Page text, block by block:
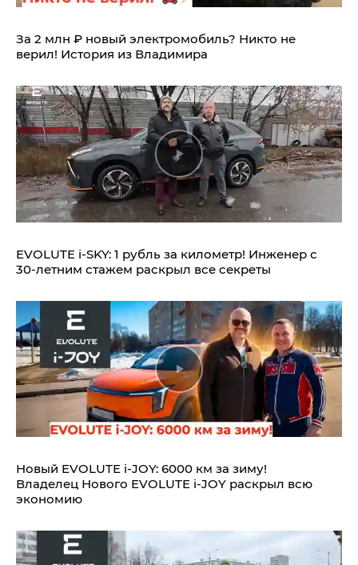
За 2 млн ₽ новый электромобиль? Никто не
верил! История из Владимира
EVOLUTE i‑SKY: 1 рубль за километр! Инженер с
30-летним стажем раскрыл все секреты
Новый EVOLUTE i‑JOY: 6000 км за зиму!
Владелец Нового EVOLUTE i‑JOY раскрыл всю
экономию